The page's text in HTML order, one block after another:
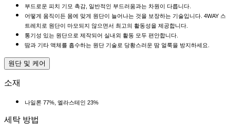
부드로운 피치 기모 촉감, 일반적인 부드러움과는 차원이 다릅니다.
어떻게 움직이든 몸에 맞게 원단이 늘어나는 것을 보장하는 기술입니다. 4WAY 스
트레치로 원단이 마모되지 않으면서 최고의 활동성을 제공합니다.
통기성 있는 원단으로 제작되어 실내외 활동 모두 편안합니다.
땀과 기타 액체를 흡수하는 원단 기술로 당황스러운 땀 얼룩을 방지하세요.
원단 및 케어
소재
나일론 77%, 엘라스테인 23%
세탁 방법